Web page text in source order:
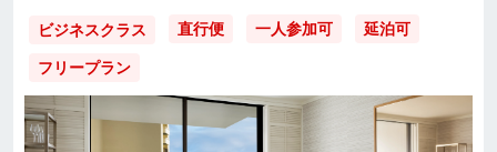
ビジネスクラス 直行便 一人参加可 延泊可
フリープラン